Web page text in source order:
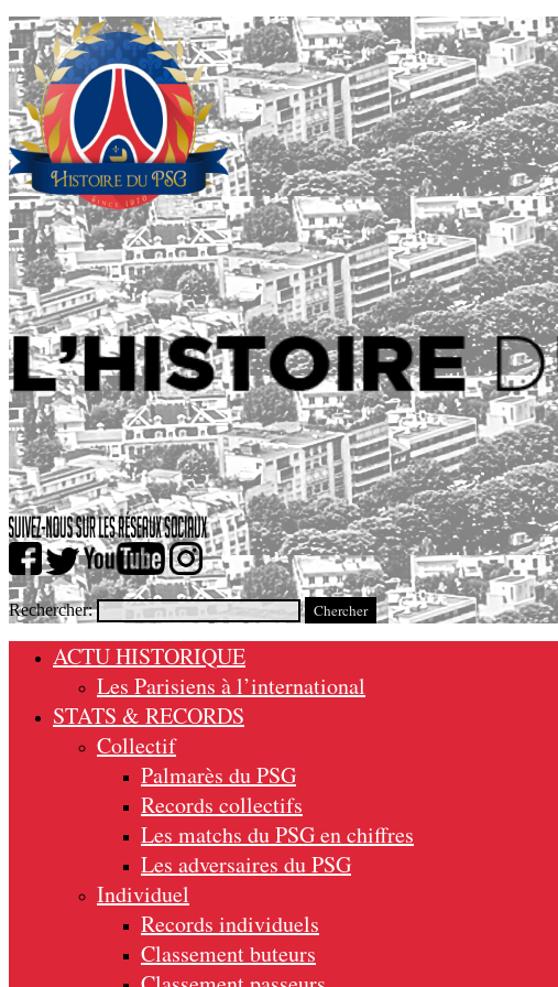
Rechercher:
ACTU HISTORIQUE
Les Parisiens à l’international
STATS & RECORDS
Collectif
Palmarès du PSG
Records collectifs
Les matchs du PSG en chiffres
Les adversaires du PSG
Individuel
Records individuels
Classement buteurs